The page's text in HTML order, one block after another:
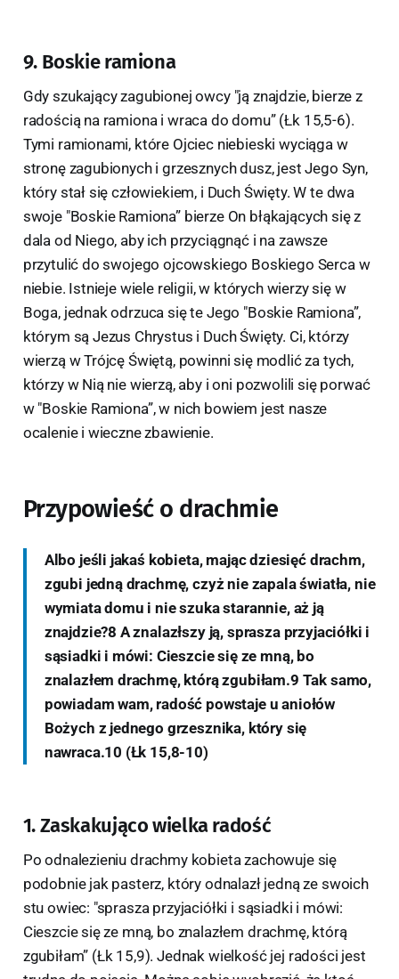
9. Boskie ramiona
Gdy szukający zagubionej owcy "ją znajdzie, bierze z
radością na ramiona i wraca do domu” (Łk 15,5-6).
Tymi ramionami, które Ojciec niebieski wyciąga w
stronę zagubionych i grzesznych dusz, jest Jego Syn,
który stał się człowiekiem, i Duch Święty. W te dwa
swoje "Boskie Ramiona” bierze On błąkających się z
dala od Niego, aby ich przyciągnąć i na zawsze
przytulić do swojego ojcowskiego Boskiego Serca w
niebie. Istnieje wiele religii, w których wierzy się w
Boga, jednak odrzuca się te Jego "Boskie Ramiona”,
którym są Jezus Chrystus i Duch Święty. Ci, którzy
wierzą w Trójcę Świętą, powinni się modlić za tych,
którzy w Nią nie wierzą, aby i oni pozwolili się porwać
w "Boskie Ramiona”, w nich bowiem jest nasze
ocalenie i wieczne zbawienie.
Przypowieść o drachmie
Albo jeśli jakaś kobieta, mając dziesięć drachm,
zgubi jedną drachmę, czyż nie zapala światła, nie
wymiata domu i nie szuka starannie, aż ją
znajdzie?8 A znalazłszy ją, sprasza przyjaciółki i
sąsiadki i mówi: Cieszcie się ze mną, bo
znalazłem drachmę, którą zgubiłam.9 Tak samo,
powiadam wam, radość powstaje u aniołów
Bożych z jednego grzesznika, który się
nawraca.10 (Łk 15,8-10)
1. Zaskakująco wielka radość
Po odnalezieniu drachmy kobieta zachowuje się
podobnie jak pasterz, który odnalazł jedną ze swoich
stu owiec: "sprasza przyjaciółki i sąsiadki i mówi:
Cieszcie się ze mną, bo znalazłem drachmę, którą
zgubiłam” (Łk 15,9). Jednak wielkość jej radości jest